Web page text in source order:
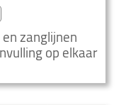
zanglijnen
op elkaar